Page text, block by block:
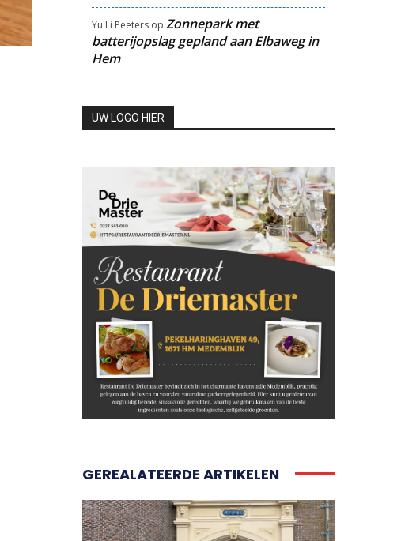
Yu Li Peetersop Zonnepark met
batterijopslag gepland aan Elbaweg in
Hem
UW LOGO HIER
GEREALATEERDE ARTIKELEN